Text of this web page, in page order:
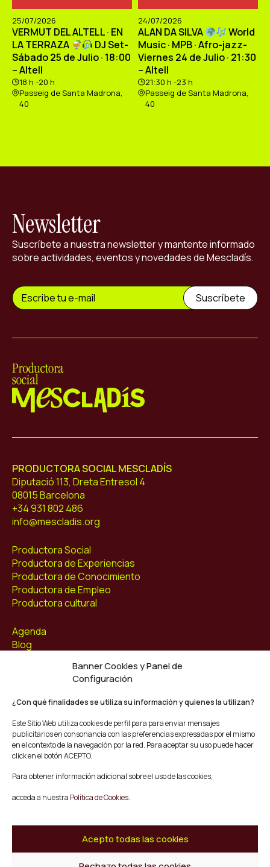
Banner Cookies y Panel de
Configuración
¿Con qué finalidades se utiliza su información y quienes la utilizan?
Este Sitio Web utiliza cookies de perfil para para enviar mensajes
publicitarios en consonancia con las preferencias expresadas por el mismo
en el contexto de la navegación por la red. Para aceptar su uso puede hacer
click en el botón ACEPTO.
Para obtener información adicional sobre el uso de las cookies,
acceda a nuestra Política de Cookies.
Acepto todas las cookies
25/07/2026
VERMUT DEL ALTELL · EN
LA TERRAZA
DJ Set-
Sábado 25 de Julio · 18:00
– Altell
18 h -20 h
Passeig de Santa Madrona,
40
24/07/2026
ALAN DA SILVA
World
Music · MPB · Afro-jazz-
Viernes 24 de Julio · 21:30
– Altell
21:30 h -23 h
Passeig de Santa Madrona,
40
Newsletter
Suscríbete a nuestra newsletter y mantente informado
sobre actividades, eventos y novedades de Mescladís.
PRODUCTORA SOCIAL MESCLADÍS
Diputació 113, Dreta Entresol 4
08015 Barcelona
+34 931 802 486
info@mescladis.org
Productora Social
Productora de Experiencias
Productora de Conocimiento
Productora de Empleo
Productora cultural
Agenda
Blog
Facebook
Youtube
Twitter/X
© Mescladís 2026
Aviso legal
Términos y Condiciones de Compra
Canal de Denuncias